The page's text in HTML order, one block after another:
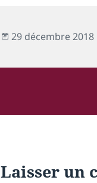
Publié
29 décembre 2018
Laisser un